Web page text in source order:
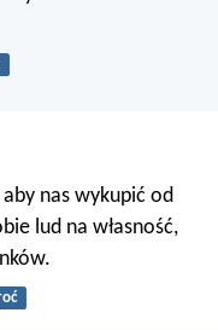
nas wykupić od
lud na własność,